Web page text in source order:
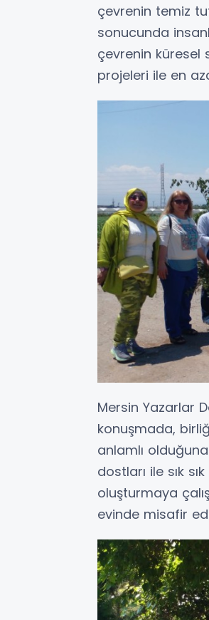
çevrenin temiz
sonucunda
çevrenin küresel
projeleri ile en
Mersin Yazarlar
konuşmada,
anlamlı
dostları ile sık
oluşturmaya
evinde misafir